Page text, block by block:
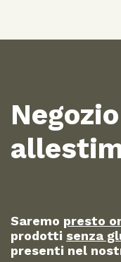
Saremo presto
prodotti senza
presenti nel